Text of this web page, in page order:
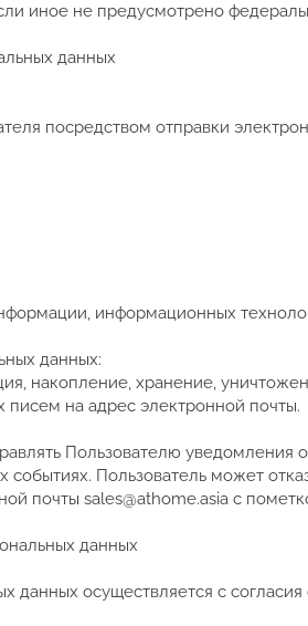
иное не предусмотрено
данных
посредством отправки
информационных
данных:
накопление, хранение,
на адрес электронной почты.
Пользователю уведомления
событиях. Пользователь может
почты sales@athome.asia с
данных
данных осуществляется с